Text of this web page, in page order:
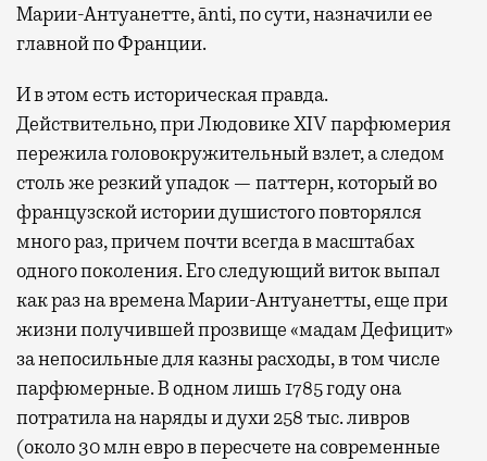
Марии-Антуанетте, ānti, по сути, назначили ее
главной по Франции.
И в этом есть историческая правда.
Действительно, при Людовике XIV парфюмерия
пережила головокружительный взлет, а следом
столь же резкий упадок — паттерн, который во
французской истории душистого повторялся
много раз, причем почти всегда в масштабах
одного поколения. Его следующий виток выпал
как раз на времена Марии-Антуанетты, еще при
жизни получившей прозвище «мадам Дефицит»
за непосильные для казны расходы, в том числе
парфюмерные. В одном лишь 1785 году она
потратила на наряды и духи 258 тыс. ливров
(около 30 млн евро в пересчете на современные